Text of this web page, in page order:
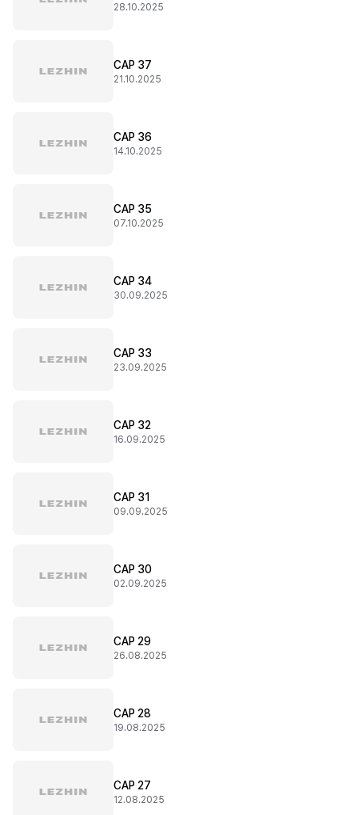
28.10.2025
CAP 37
21.10.2025
CAP 36
14.10.2025
CAP 35
07.10.2025
CAP 34
30.09.2025
CAP 33
23.09.2025
CAP 32
16.09.2025
CAP 31
09.09.2025
CAP 30
02.09.2025
CAP 29
26.08.2025
CAP 28
19.08.2025
CAP 27
12.08.2025